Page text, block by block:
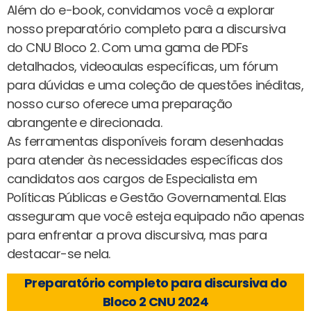
Além do e-book, convidamos você a explorar
nosso preparatório completo para a discursiva
do CNU Bloco 2. Com uma gama de PDFs
detalhados, videoaulas específicas, um fórum
para dúvidas e uma coleção de questões inéditas,
nosso curso oferece uma preparação
abrangente e direcionada.
As ferramentas disponíveis foram desenhadas
para atender às necessidades específicas dos
candidatos aos cargos de Especialista em
Políticas Públicas e Gestão Governamental. Elas
asseguram que você esteja equipado não apenas
para enfrentar a prova discursiva, mas para
destacar-se nela.
Preparatório completo para discursiva do
Bloco 2 CNU 2024